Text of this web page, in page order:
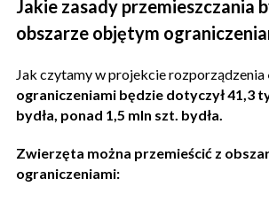
Jakie zasady przemieszczania
obszarze objętym
Jak czytamy w projekcie rozporządzenia
ograniczeniami będzie dotyczył 41,3
bydła, ponad 1,5 mln szt. bydła.
Zwierzęta można przemieścić z
ograniczeniami: